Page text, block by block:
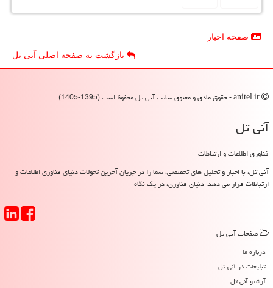
صفحه اخبار
بازگشت به صفحه اصلی آنی تل
آنی تل
فناوری اطلاعات و ارتباطات
آنی تل، با اخبار و تحلیل های تخصصی، شما را در جریان آخرین تحولات دنیای فناوری اطلاعات و
ارتباطات قرار می دهد. دنیای فناوری، در یک نگاه
صفحات آنی تل
درباره ما
تبلیغات در آنی تل
آرشیو آنی تل